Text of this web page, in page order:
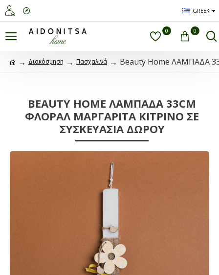
GREEK
0 0
Διακόσμηση Πασχαλινά Beauty Home ΛΑΜΠΑΔΑ
BEAUTY HOME ΛΑΜΠΑΔΑ 33CM
ΦΛΟΡΑΛ ΜΑΡΓΑΡΙΤΑ ΚΙΤΡΙΝΟ ΣΕ
ΣΥΣΚΕΥΑΣΙΑ ΔΩΡΟΥ